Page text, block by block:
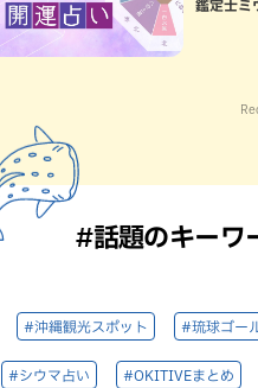
鑑定士ミ
#話題のキーワ
#沖縄観光スポット #琉球ゴー
#シウマ占い #OKITIVEまとめ